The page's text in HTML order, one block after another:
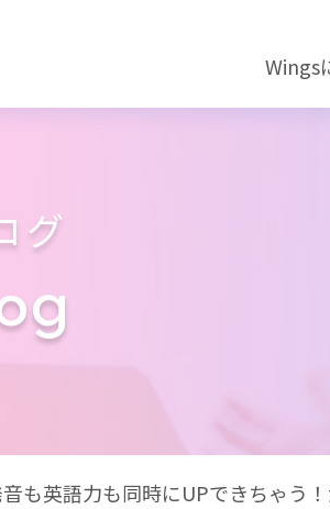
Wings
グ
も英語力も同時にUPできちゃう